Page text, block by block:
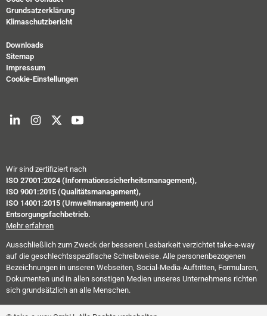
Grundsatzerklärung
Klimaschutzbericht
Downloads
Sitemap
Impressum
Cookie-Einstellungen
Wir sind zertifiziert nach
ISO 27001:2024 (Informationssicherheitsmanagement),
ISO 9001:2015 (Qualitätsmanagement),
ISO 14001:2015 (Umweltmanagement) und
Entsorgungsfachbetrieb.
Mehr erfahren
Ausschließlich zum Zweck der besseren Lesbarkeit verzichtet take-e-way
auf die geschlechtsspezifische Schreibweise. Alle personenbezogenen
Bezeichnungen in unseren Webseiten, Social-Media-Auftritten, Formularen,
Dokumenten und in allen sonstigen Medien unseres Unternehmens richten
sich grundsätzlich an alle Menschen.